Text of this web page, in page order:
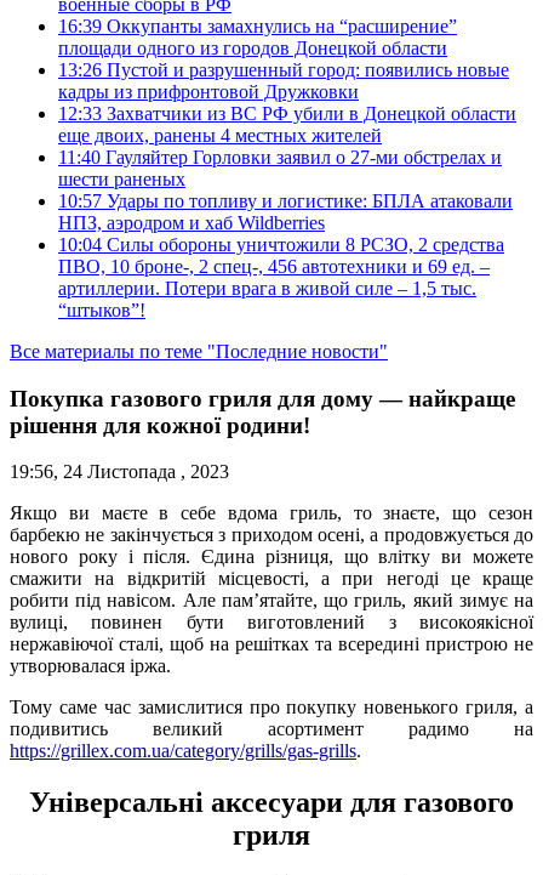
16:39 Оккупанты замахнулись на “расширение”
площади одного из городов Донецкой области
13:26 Пустой и разрушенный город: появились новые
кадры из прифронтовой Дружковки
12:33 Захватчики из ВС РФ убили в Донецкой области
еще двоих, ранены 4 местных жителей
11:40 Гауляйтер Горловки заявил о 27-ми обстрелах и
шести раненых
10:57 Удары по топливу и логистике: БПЛА атаковали
НПЗ, аэродром и хаб Wildberries
10:04 Силы обороны уничтожили 8 РСЗО, 2 средства
ПВО, 10 броне-, 2 спец-, 456 автотехники и 69 ед. –
артиллерии. Потери врага в живой силе – 1,5 тыс.
“штыков”!
Все материалы по теме "Последние новости"
Покупка газового гриля для дому — найкраще
рішення для кожної родини!
19:56, 24 Листопада , 2023
Якщо ви маєте в себе вдома гриль, то знаєте, що сезон
барбекю не закінчується з приходом осені, а продовжується до
нового року і після. Єдина різниця, що влітку ви можете
смажити на відкритій місцевості, а при негоді це краще
робити під навісом. Але пам’ятайте, що гриль, який зимує на
вулиці, повинен бути виготовлений з високоякісної
нержавіючої сталі, щоб на решітках та всередині пристрою не
утворювалася іржа.
Тому саме час замислитися про покупку новенького гриля, а
подивитись великий асортимент радимо на
https://grillex.com.ua/category/grills/gas-grills.
Універсальні аксесуари для газового
гриля